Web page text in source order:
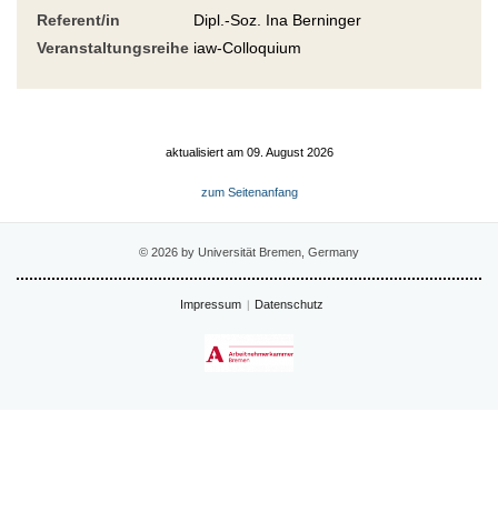
Referent/in
Dipl.-Soz. Ina Berninger
Veranstaltungsreihe iaw-Colloquium
aktualisiert am 09. August 2026
zum Seitenanfang
© 2026 by Universität Bremen, Germany
Impressum Datenschutz